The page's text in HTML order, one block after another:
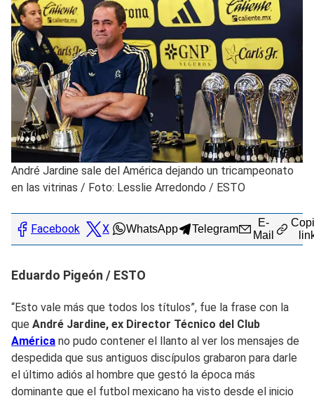
André Jardine sale del América dejando un tricampeonato
en las vitrinas / Foto: Lesslie Arredondo / ESTO
Facebook X WhatsApp Telegram
E-
Mail
Eduardo Pigeón / ESTO
“Esto vale más que todos los títulos”, fue la frase con la
que André Jardine, ex Director Técnico del Club
América no pudo contener el llanto al ver los mensajes de
despedida que sus antiguos discípulos grabaron para darle
el último adiós al hombre que gestó la época más
dominante que el futbol mexicano ha visto desde el inicio